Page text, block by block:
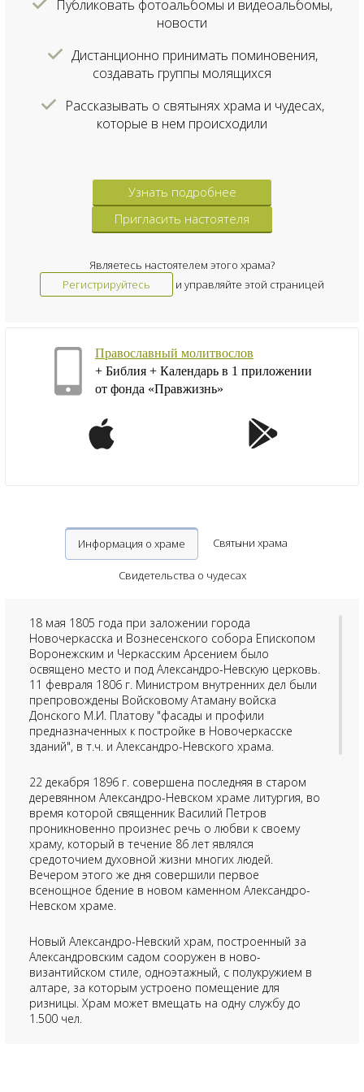
Публиковать фотоальбомы и видеоальбомы,
новости
Дистанционно принимать поминовения,
создавать группы молящихся
Рассказывать о святынях храма и чудесах,
которые в нем происходили
Узнать подробнее
Пригласить настоятеля
Являетесь настоятелем этого храма?
Регистрируйтесь
и управляйте этой страницей
Православный молитвослов
+ Библия + Календарь в 1 приложении
от фонда «Правжизнь»
Информация о храме Святыни храма
Свидетельства о чудесах
18 мая 1805 года при заложении города
Новочеркасска и Вознесенского собора Епископом
Воронежским и Черкасским Арсением было
освящено место и под Александро-Невскую церковь.
11 февраля 1806 г. Министром внутренних дел были
препровождены Войсковому Атаману войска
Донского М.И. Платову "фасады и профили
предназначенных к постройке в Новочеркасске
зданий", в т.ч. и Александро-Невского храма.
22 декабря 1896 г. совершена последняя в старом
деревянном Александро-Невском храме литургия, во
время которой священник Василий Петров
проникновенно произнес речь о любви к своему
храму, который в течение 86 лет являлся
средоточием духовной жизни многих людей.
Вечером этого же дня совершили первое
всенощное бдение в новом каменном Александро-
Невском храме.
Новый Александро-Невский храм, построенный за
Александровским садом сооружен в ново-
византийском стиле, одноэтажный, с полукружием в
алтаре, за которым устроено помещение для
ризницы. Храм может вмещать на одну службу до
1.500 чел.